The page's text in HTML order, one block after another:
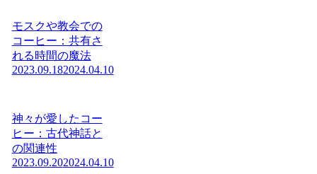
モスクや教会での
コーヒー：共有さ
れる時間の魔法
2023.09.182024.04.10
神々が愛したコー
ヒー：古代神話と
の関連性
2023.09.202024.04.10